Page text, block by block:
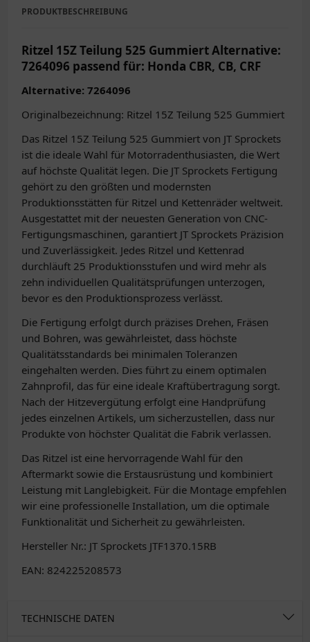
PRODUKTBESCHREIBUNG
Ritzel 15Z Teilung 525 Gummiert Alternative:
7264096 passend für: Honda CBR, CB, CRF
Alternative: 7264096
Originalbezeichnung: Ritzel 15Z Teilung 525 Gummiert
Das Ritzel 15Z Teilung 525 Gummiert von JT Sprockets
ist die ideale Wahl für Motorradenthusiasten, die Wert
auf höchste Qualität legen. Die JT Sprockets Fertigung
gehört zu den größten und modernsten
Produktionsstätten für Ritzel und Kettenräder weltweit.
Ausgestattet mit der neuesten Generation von CNC-
Fertigungsmaschinen, garantiert JT Sprockets Präzision
und Zuverlässigkeit. Jedes Ritzel und Kettenrad
durchläuft 25 Produktionsstufen und wird mehr als
zehn individuellen Qualitätsprüfungen unterzogen,
bevor es den Produktionsprozess verlässt.
Die Fertigung erfolgt durch präzises Drehen, Fräsen
und Bohren, was gewährleistet, dass höchste
Qualitätsstandards bei minimalen Toleranzen
eingehalten werden. Dies führt zu einem optimalen
Zahnprofil, das für eine ideale Kraftübertragung sorgt.
Nach der Hitzevergütung erfolgt eine Handprüfung
jedes einzelnen Artikels, um sicherzustellen, dass nur
Produkte von höchster Qualität die Fabrik verlassen.
Das Ritzel ist eine hervorragende Wahl für den
Aftermarkt sowie die Erstausrüstung und kombiniert
Leistung mit Langlebigkeit. Für die Montage empfehlen
wir eine professionelle Installation, um die optimale
Funktionalität und Sicherheit zu gewährleisten.
Hersteller Nr.: JT Sprockets JTF1370.15RB
EAN: 824225208573
TECHNISCHE DATEN